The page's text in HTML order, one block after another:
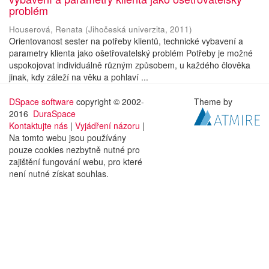
problém
Houserová, Renata (Jihočeská univerzita, 2011)
Orientovanost sester na potřeby klientů, technické vybavení a
parametry klienta jako ošetřovatelský problém Potřeby je možné
uspokojovat individuálně různým způsobem, u každého člověka
jinak, kdy záleží na věku a pohlaví ...
DSpace software copyright © 2002-
2016 DuraSpace
Kontaktujte nás | Vyjádření názoru |
Na tomto webu jsou používány
pouze cookies nezbytně nutné pro
zajištění fungování webu, pro které
není nutné získat souhlas.
Theme by